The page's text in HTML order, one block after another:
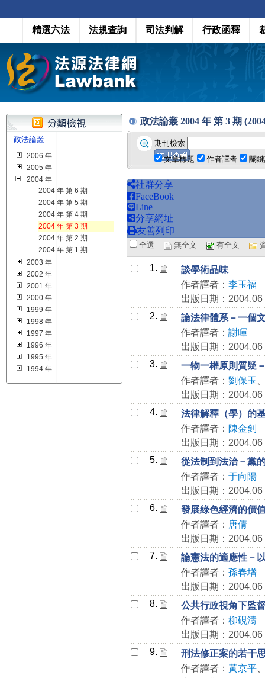
精選六法 法規查詢 司法判解 行政函釋
政法論叢
2006 年
2005 年
2004 年
2004 年 第 6 期
2004 年 第 5 期
2004 年 第 4 期
2004 年 第 3 期
2004 年 第 2 期
2004 年 第 1 期
2003 年
2002 年
2001 年
2000 年
1999 年
1998 年
1997 年
1996 年
1995 年
1994 年
政法論叢 2004 年 第 3 期
期刊檢索
文章標題
作者譯者 關
社群分享
FaceBook
Line
分享網址
友善列印
全選 無全文 有全文
1.
談學術品味
作者譯者： 李玉福
出版日期：2004.06
2.
論法律體系－一個
作者譯者： 謝暉
出版日期：2004.06
3.
一物一權原則質疑
作者譯者： 劉保玉
出版日期：2004.06
4.
法律解釋（學）的
作者譯者： 陳金釗
出版日期：2004.06
5.
從法制到法治－黨
作者譯者： 于向陽
出版日期：2004.06
6.
發展綠色經濟的價
作者譯者： 唐倩
出版日期：2004.06
7.
論憲法的適應性－
作者譯者： 孫春增
出版日期：2004.06
8.
公共行政視角下監
作者譯者： 柳硯濤
出版日期：2004.06
9.
刑法修正案的若干
作者譯者： 黃京平